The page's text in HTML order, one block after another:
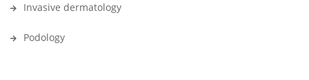
Invasive dermatology
Podology